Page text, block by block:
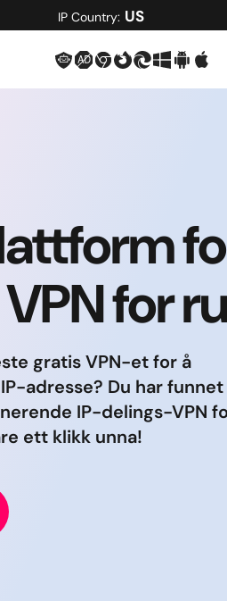
IP Country: US
for
gratis VPN-et for å
adresse? Du har
IP-delings-VPN
ett klikk unna!